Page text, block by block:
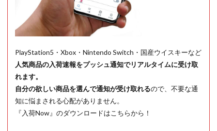
PlayStation5・Xbox・Nintendo Switch・国産ウイスキーなど
人気商品の入荷速報をプッシュ通知でリアルタイムに受け取
れます。
自分の欲しい商品を選んで通知が受け取れるので、不要な通
知に悩まされる心配がありません。
『入荷Now』のダウンロードはこちらから！